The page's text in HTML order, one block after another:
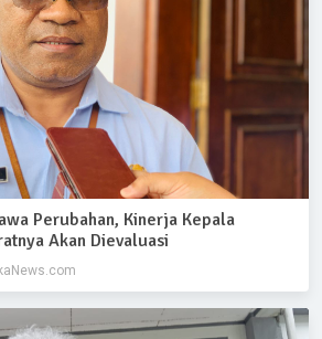
Perubahan, Kinerja Kepala
Akan Dievaluasi